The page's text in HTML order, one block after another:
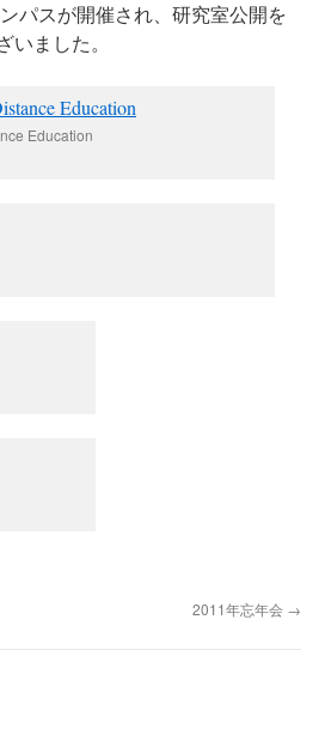
パスが開催され、研究室公開を
ました。
Education
2011年忘年会 →